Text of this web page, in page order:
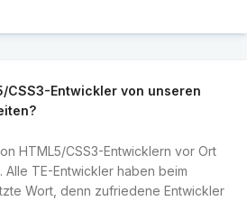
CSS3-Entwickler von unseren
HTML5/CSS3-Entwicklern vor Ort
Alle TE-Entwickler haben beim
Wort, denn zufriedene Entwickler